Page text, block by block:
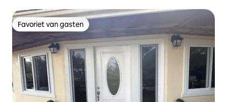
Favoriet van gasten
Favoriet van gasten